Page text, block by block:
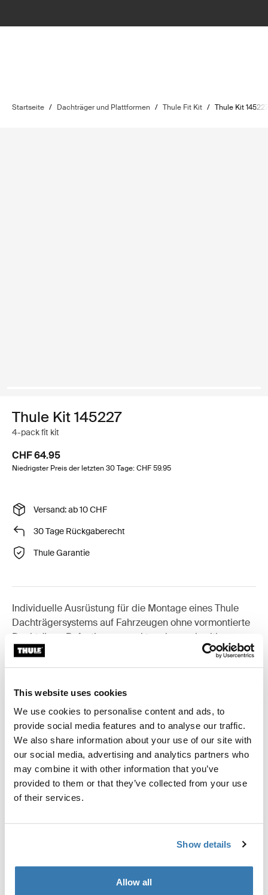
This website uses cookies
We use cookies to personalise content and ads, to
provide social media features and to analyse our traffic.
We also share information about your use of our site with
our social media, advertising and analytics partners who
may combine it with other information that you’ve
provided to them or that they’ve collected from your use
of their services.
Show details
Allow all
Startseite / Dachträger und Plattformen / Thule Fit Kit / Thule Kit 145227
Thule Kit 145227
4-pack fit kit
CHF 64.95
Niedrigster Preis der letzten 30 Tage: CHF 59.95
Versand: ab 10 CHF
30 Tage Rückgaberecht
Thule Garantie
Individuelle Ausrüstung für die Montage eines Thule
Dachträgersystems auf Fahrzeugen ohne vormontierte
Dachträger-Befestigungspunkte oder werkseitig
montierte Träger.
Toggle features
Alle Eigenschaften
Toggle techspec
Technische Daten
Toggle guides and instructions
Anleitung
Herstellungsinformationen